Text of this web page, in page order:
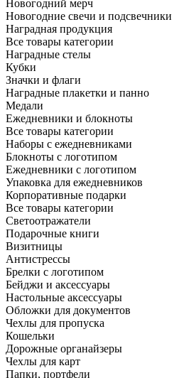
Новогодний мерч
Новогодние свечи и подсвечники
Наградная продукция
Все товары категории
Наградные стелы
Кубки
Значки и флаги
Наградные плакетки и панно
Медали
Ежедневники и блокноты
Все товары категории
Наборы с ежедневниками
Блокноты с логотипом
Ежедневники с логотипом
Упаковка для ежедневников
Корпоративные подарки
Все товары категории
Светоотражатели
Подарочные книги
Визитницы
Антистрессы
Брелки с логотипом
Бейджи и аксессуары
Настольные аксессуары
Обложки для документов
Чехлы для пропуска
Кошельки
Дорожные органайзеры
Чехлы для карт
Папки, портфели